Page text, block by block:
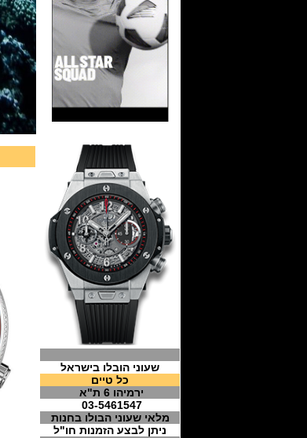
שעוני הובלו בישראל
כל טיים
ירמיהו 6 ת"א
03-5461547
מלאי שעוני הבולו בחנות
ניתן לבצע הזמנות חו"ל